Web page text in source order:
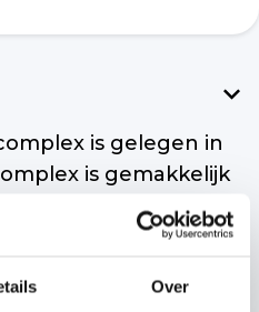
Over
is gelegen in
is gemakkelijk
van het centrum van
een